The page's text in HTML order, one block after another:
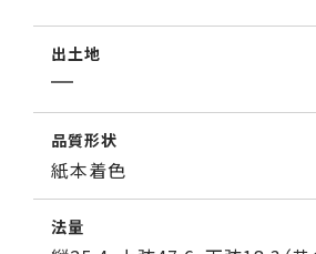
出土地
品質形状
紙本着色
法量